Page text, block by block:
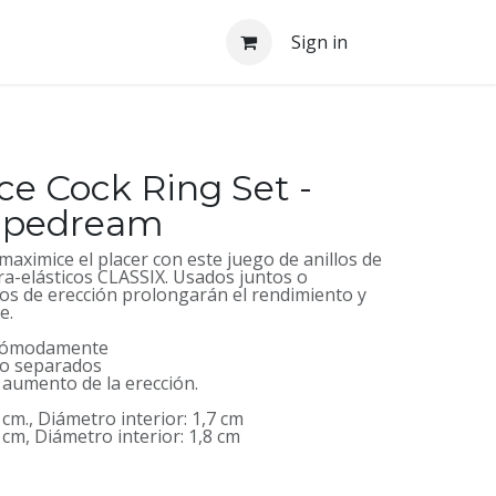
Sign in
Cock Ring Set -
el placer con este juego de anillos de
elásticos CLASSIX. Usados juntos o
de erección prolongarán el rendimiento y
separados
de la erección.
Diámetro interior: 1,7 cm
Diámetro interior: 1,8 cm